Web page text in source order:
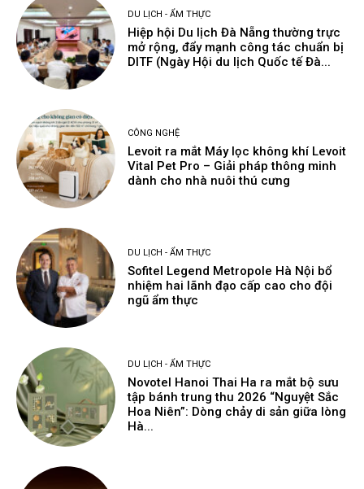
DU LỊCH - ẨM THỰC
Hiệp hội Du lịch Đà Nẵng thường trực
mở rộng, đẩy mạnh công tác chuẩn bị
DITF (Ngày Hội du lịch Quốc tế Đà...
CÔNG NGHỆ
Levoit ra mắt Máy lọc không khí Levoit
Vital Pet Pro – Giải pháp thông minh
dành cho nhà nuôi thú cưng
DU LỊCH - ẨM THỰC
Sofitel Legend Metropole Hà Nội bổ
nhiệm hai lãnh đạo cấp cao cho đội
ngũ ẩm thực
DU LỊCH - ẨM THỰC
Novotel Hanoi Thai Ha ra mắt bộ sưu
tập bánh trung thu 2026 “Nguyệt Sắc
Hoa Niên”: Dòng chảy di sản giữa lòng
Hà...